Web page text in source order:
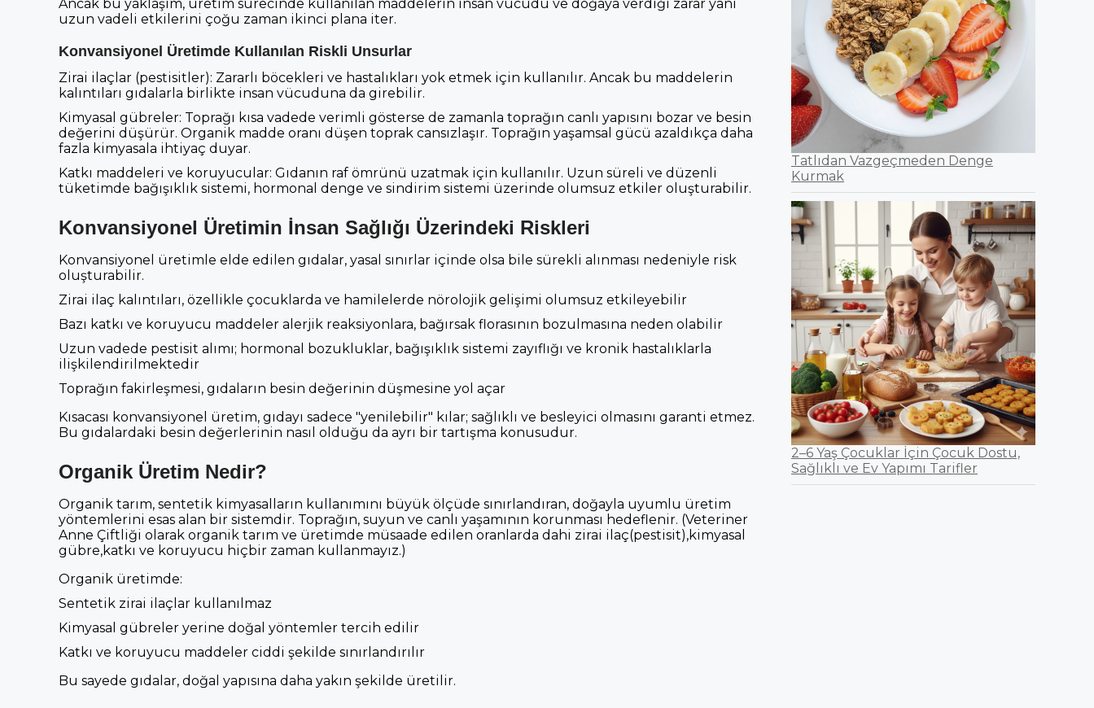
Ancak bu yaklaşım, üretim sürecinde kullanılan maddelerin insan vücudu ve doğaya verdiği zarar yani
uzun vadeli etkilerini çoğu zaman ikinci plana iter.
Konvansiyonel Üretimde Kullanılan Riskli Unsurlar
Zirai ilaçlar (pestisitler): Zararlı böcekleri ve hastalıkları yok etmek için kullanılır. Ancak bu maddelerin
kalıntıları gıdalarla birlikte insan vücuduna da girebilir.
Kimyasal gübreler: Toprağı kısa vadede verimli gösterse de zamanla toprağın canlı yapısını bozar ve besin
değerini düşürür. Organik madde oranı düşen toprak cansızlaşır. Toprağın yaşamsal gücü azaldıkça daha
fazla kimyasala ihtiyaç duyar.
Katkı maddeleri ve koruyucular: Gıdanın raf ömrünü uzatmak için kullanılır. Uzun süreli ve düzenli
tüketimde bağışıklık sistemi, hormonal denge ve sindirim sistemi üzerinde olumsuz etkiler oluşturabilir.
Konvansiyonel Üretimin İnsan Sağlığı Üzerindeki Riskleri
Konvansiyonel üretimle elde edilen gıdalar, yasal sınırlar içinde olsa bile sürekli alınması nedeniyle risk
oluşturabilir.
Zirai ilaç kalıntıları, özellikle çocuklarda ve hamilelerde nörolojik gelişimi olumsuz etkileyebilir
Bazı katkı ve koruyucu maddeler alerjik reaksiyonlara, bağırsak florasının bozulmasına neden olabilir
Uzun vadede pestisit alımı; hormonal bozukluklar, bağışıklık sistemi zayıflığı ve kronik hastalıklarla
ilişkilendirilmektedir
Toprağın fakirleşmesi, gıdaların besin değerinin düşmesine yol açar
Kısacası konvansiyonel üretim, gıdayı sadece "yenilebilir" kılar; sağlıklı ve besleyici olmasını garanti etmez.
Bu gıdalardaki besin değerlerinin nasıl olduğu da ayrı bir tartışma konusudur.
Organik Üretim Nedir?
Organik tarım, sentetik kimyasalların kullanımını büyük ölçüde sınırlandıran, doğayla uyumlu üretim
yöntemlerini esas alan bir sistemdir. Toprağın, suyun ve canlı yaşamının korunması hedeflenir. (Veteriner
Anne Çiftliği olarak organik tarım ve üretimde müsaade edilen oranlarda dahi zirai ilaç(pestisit),kimyasal
gübre,katkı ve koruyucu hiçbir zaman kullanmayız.)
Organik üretimde:
Sentetik zirai ilaçlar kullanılmaz
Kimyasal gübreler yerine doğal yöntemler tercih edilir
Katkı ve koruyucu maddeler ciddi şekilde sınırlandırılır
Bu sayede gıdalar, doğal yapısına daha yakın şekilde üretilir.
Tatlıdan Vazgeçmeden Denge
Kurmak
2–6 Yaş Çocuklar İçin Çocuk Dostu,
Sağlıklı ve Ev Yapımı Tarifler